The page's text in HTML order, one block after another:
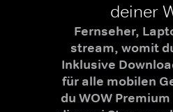
deiner
Fernseher,
stream, womit
Inklusive
für alle mobilen
du WOW